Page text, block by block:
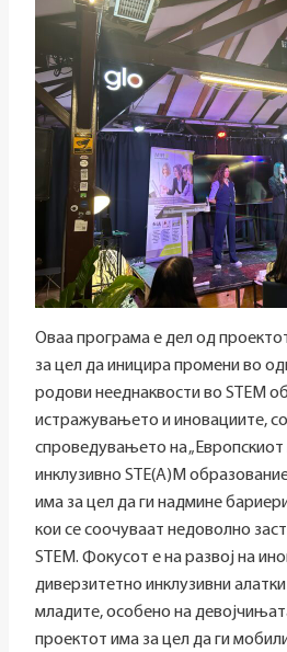
Оваа програма е дел од
за цел да иницира промени во
родови нееднаквости во STEM
истражувањето и иновациите,
спроведувањето на
инклузивно STE(A)M
има за цел да ги надмине
кои се соочуваат недоволно
STEM. Фокусот е на развој на
диверзитетно инклузивни
младите, особено на
проектот има за цел да ги